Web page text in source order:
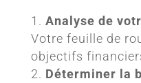
Analyse de
Votre feuille de
objectifs
Déterminer la